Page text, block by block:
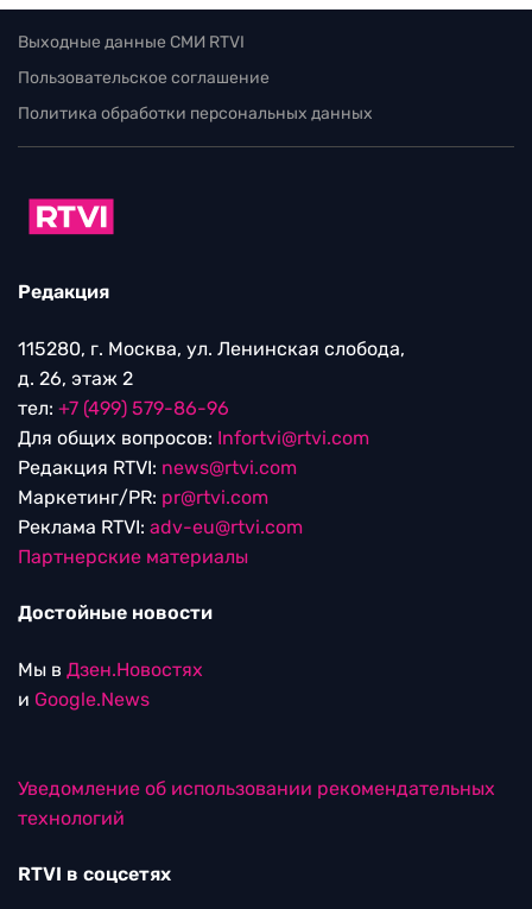
Выходные данные СМИ RTVI
Пользовательское соглашение
Политика обработки персональных данных
Редакция
115280, г. Москва, ул. Ленинская слобода,
д. 26, этаж 2
тел: +7 (499) 579-86-96
Для общих вопросов: Infortvi@rtvi.com
Редакция RTVI: news@rtvi.com
Маркетинг/PR: pr@rtvi.com
Реклама RTVI: adv-eu@rtvi.com
Партнерские материалы
Достойные новости
Мы в Дзен.Новостях
и Google.News
Уведомление об использовании рекомендательных
технологий
RTVI в соцсетях